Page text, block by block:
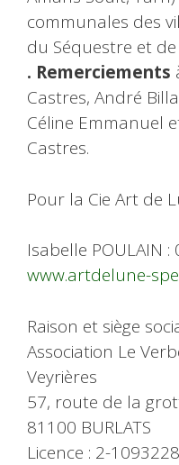
communales des
du Séquestre et de
. Remerciements
Castres, André
Céline Emmanuel
Castres.
Pour la Cie Art de
Isabelle POULAIN
www.artdelune-
Raison et siège
Association Le
Veyrières
57, route de la
81100 BURLATS
Licence : 2-